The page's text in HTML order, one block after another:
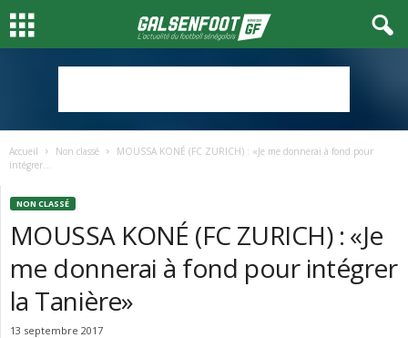
Accueil Non classé
MOUSSA KONÉ (FC ZURICH) : «Je me donnerai à fond pour
intégrer...
NON CLASSÉ
MOUSSA KONÉ (FC ZURICH) : «Je
me donnerai à fond pour intégrer
la Tanière»
13 septembre 2017